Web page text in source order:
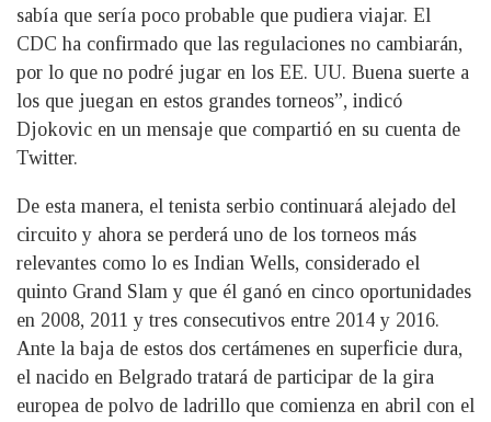
sabía que sería poco probable que pudiera viajar. El
CDC ha confirmado que las regulaciones no cambiarán,
por lo que no podré jugar en los EE. UU. Buena suerte a
los que juegan en estos grandes torneos”, indicó
Djokovic en un mensaje que compartió en su cuenta de
Twitter.
De esta manera, el tenista serbio continuará alejado del
circuito y ahora se perderá uno de los torneos más
relevantes como lo es Indian Wells, considerado el
quinto Grand Slam y que él ganó en cinco oportunidades
en 2008, 2011 y tres consecutivos entre 2014 y 2016.
Ante la baja de estos dos certámenes en superficie dura,
el nacido en Belgrado tratará de participar de la gira
europea de polvo de ladrillo que comienza en abril con el